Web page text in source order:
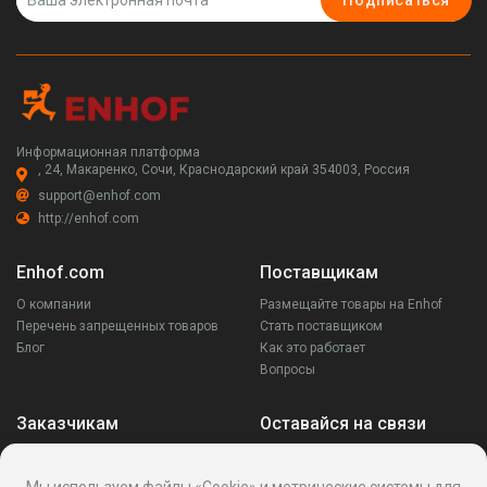
Информационная платформа
, 24, Макаренко, Сочи, Краснодарский край 354003, Россия
support@enhof.com
http://enhof.com
Enhof.com
О компании
Перечень запрещенных товаров
Блог
Поставщикам
Размещайте товары на Enhof
Стать поставщиком
Как это работает
Вопросы
Заказчикам
Ваши запросы
Оставайся на связи